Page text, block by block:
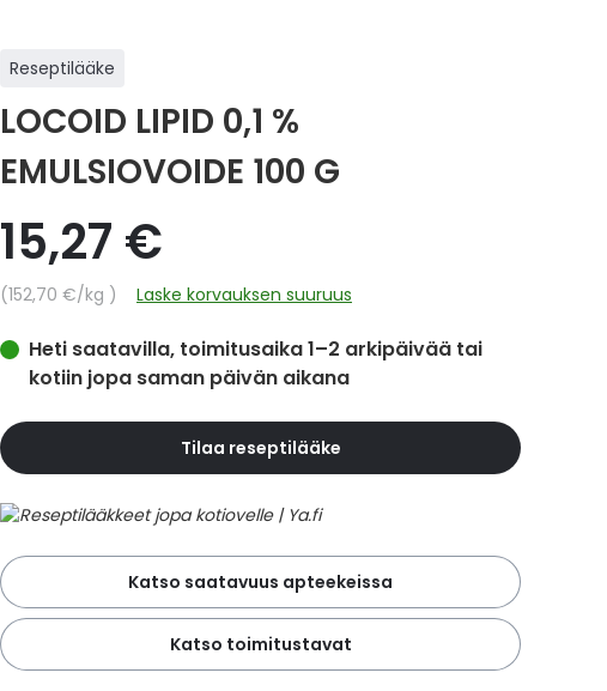
Reseptilääke
LOCOID LIPID 0,1 %
EMULSIOVOIDE 100 G
15,27 €
Yksikköhinta
152,70 €/kg Laske korvauksen suuruus
Heti saatavilla, toimitusaika 1–2 arkipäivää tai
kotiin jopa saman päivän aikana
Tilaa reseptilääke
Katso saatavuus apteekeissa
Katso toimitustavat